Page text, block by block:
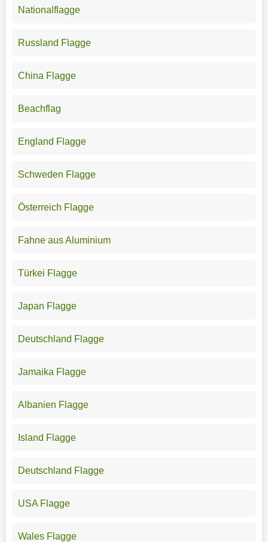
Nationalflagge
Russland Flagge
China Flagge
Beachflag
England Flagge
Schweden Flagge
Österreich Flagge
Fahne aus Aluminium
Türkei Flagge
Japan Flagge
Deutschland Flagge
Jamaika Flagge
Albanien Flagge
Island Flagge
Deutschland Flagge
USA Flagge
Wales Flagge